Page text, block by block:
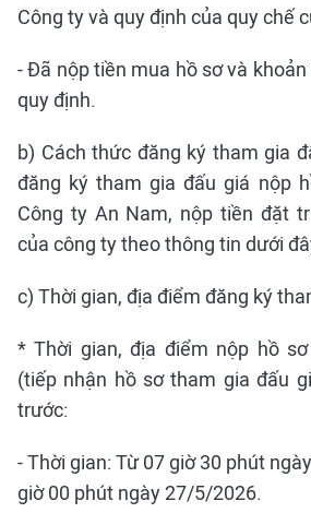
Công ty và quy định của quy chế
- Đã nộp tiền mua hồ sơ và
quy định.
b) Cách thức đăng ký tham gia
đăng ký tham gia đấu giá nộp
Công ty An Nam, nộp tiền đặt
của công ty theo thông tin dưới
c) Thời gian, địa điểm đăng ký
* Thời gian, địa điểm nộp hồ
(tiếp nhận hồ sơ tham gia đấu
trước:
- Thời gian: Từ 07 giờ 30 phút
giờ 00 phút ngày 27/5/2026.